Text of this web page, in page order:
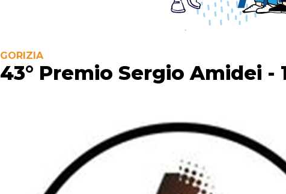
GORIZIA
43° Premio Sergio Amidei -